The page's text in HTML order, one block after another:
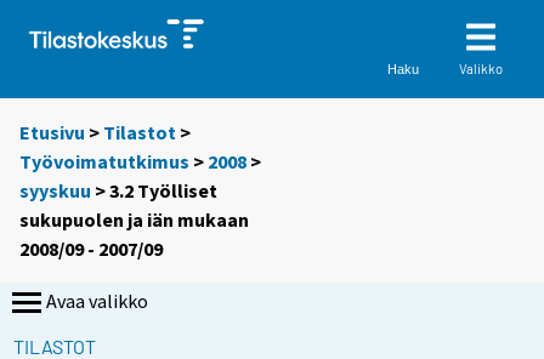
Haku Valikko
Etusivu > Tilastot >
Työvoimatutkimus > 2008 >
syyskuu > 3.2 Työlliset
sukupuolen ja iän mukaan
2008/09 - 2007/09
Avaa valikko
TILASTOT